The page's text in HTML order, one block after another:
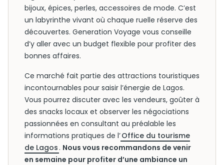
bijoux, épices, perles, accessoires de mode. C’est
un labyrinthe vivant où chaque ruelle réserve des
découvertes. Generation Voyage vous conseille
d’y aller avec un budget flexible pour profiter des
bonnes affaires.
Ce marché fait partie des attractions touristiques
incontournables pour saisir l’énergie de Lagos.
Vous pourrez discuter avec les vendeurs, goûter à
des snacks locaux et observer les négociations
passionnées en consultant au préalable les
informations pratiques de l’Office du tourisme
de Lagos . Nous vous recommandons de venir
en semaine pour profiter d’une ambiance un